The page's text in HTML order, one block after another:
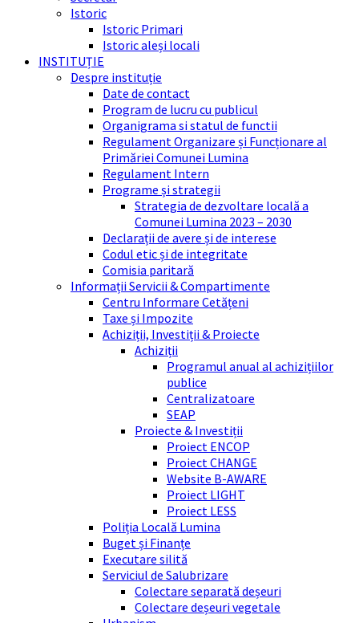
Istoric
Istoric Primari
Istoric aleși locali
INSTITUȚIE
Despre instituție
Date de contact
Program de lucru cu publicul
Organigrama si statul de functii
Regulament Organizare și Funcționare al
Primăriei Comunei Lumina
Regulament Intern
Programe și strategii
Strategia de dezvoltare locală a
Comunei Lumina 2023 – 2030
Declarații de avere și de interese
Codul etic și de integritate
Comisia paritară
Informații Servicii & Compartimente
Centru Informare Cetățeni
Taxe și Impozite
Achiziții, Investiții & Proiecte
Achiziții
Programul anual al achizițiilor
publice
Centralizatoare
SEAP
Proiecte & Investiții
Proiect ENCOP
Proiect CHANGE
Website B-AWARE
Proiect LIGHT
Proiect LESS
Poliția Locală Lumina
Buget și Finanțe
Executare silită
Serviciul de Salubrizare
Colectare separată deșeuri
Colectare deșeuri vegetale